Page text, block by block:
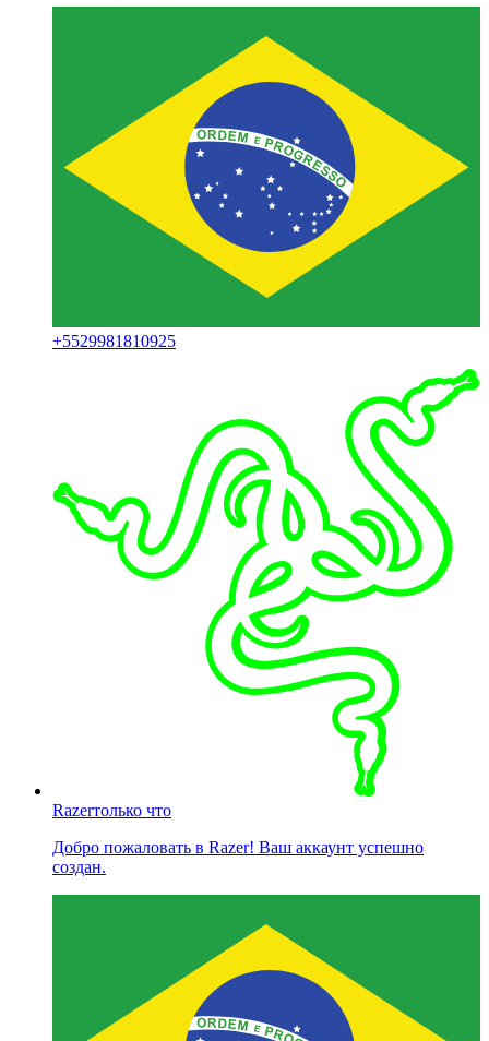
+5529981810925
Razerтолько что
Добро пожаловать в Razer! Ваш аккаунт успешно
создан.